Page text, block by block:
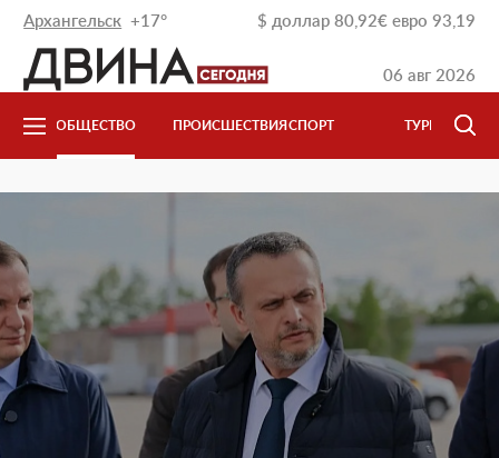
06 авг 2026
$ доллар 80,92€ евро 93,19
Архангельск +17°
ОБЩЕСТВО ПРОИСШЕСТВИЯ СПОРТ ТУРИЗМ